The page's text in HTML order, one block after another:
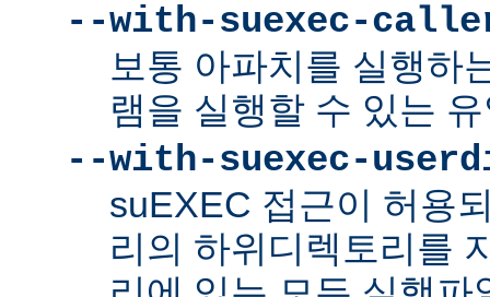
--with-suexec-
보통 아파치를 실행하
램을 실행할 수 있는
--with-suexec-
suEXEC 접근이 허용
리의 하위디렉토리를